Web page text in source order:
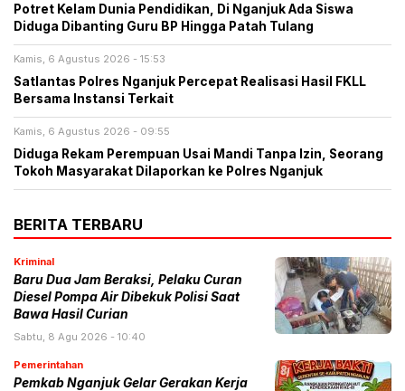
Potret Kelam Dunia Pendidikan, Di Nganjuk Ada Siswa
Diduga Dibanting Guru BP Hingga Patah Tulang
Kamis, 6 Agustus 2026 - 15:53
Satlantas Polres Nganjuk Percepat Realisasi Hasil FKLL
Bersama Instansi Terkait
Kamis, 6 Agustus 2026 - 09:55
Diduga Rekam Perempuan Usai Mandi Tanpa Izin, Seorang
Tokoh Masyarakat Dilaporkan ke Polres Nganjuk
BERITA TERBARU
Kriminal
Baru Dua Jam Beraksi, Pelaku Curan
Diesel Pompa Air Dibekuk Polisi Saat
Bawa Hasil Curian
Sabtu, 8 Agu 2026 - 10:40
Pemerintahan
Pemkab Nganjuk Gelar Gerakan Kerja